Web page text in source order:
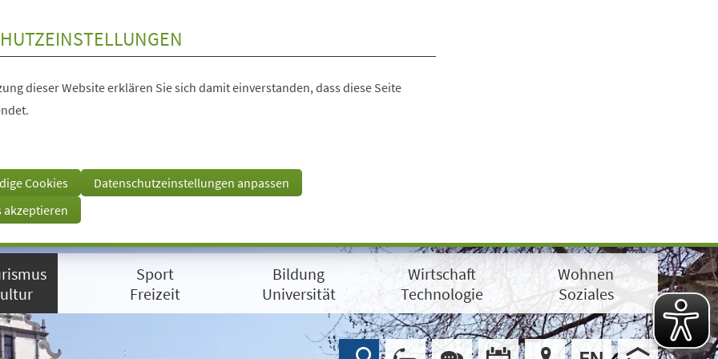
dieser Website erklären Sie sich damit einverstanden, dass diese Seite
Cookies
Datenschutzeinstellungen anpassen
akzeptieren
Sport
Freizeit
Bildung
Universität
Wirtschaft
Technologie
Wohnen
Soziales